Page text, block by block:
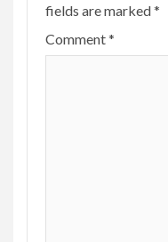
fields are marked*
Comment*